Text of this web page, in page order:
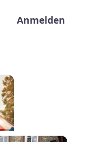
User
Anmelden